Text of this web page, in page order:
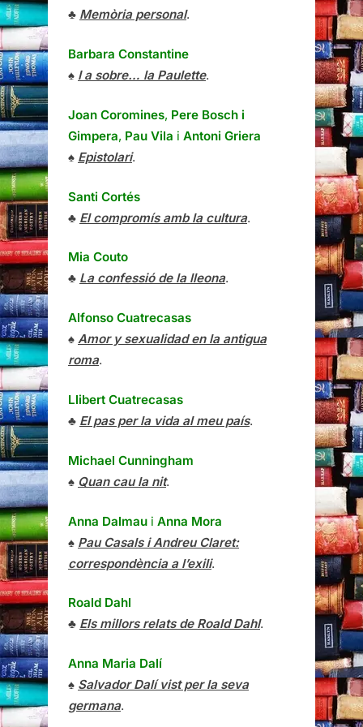
♣ Memòria personal.
Barbara Constantine
♠ I a sobre… la Paulette.
Joan Coromines, Pere Bosch i
Gimpera, Pau Vila i Antoni Griera
♠ Epistolari.
Santi Cortés
♣ El compromís amb la cultura.
Mia Couto
♣ La confessió de la lleona.
Alfonso Cuatrecasas
♠ Amor y sexualidad en la antigua
roma.
Llibert Cuatrecasas
♣ El pas per la vida al meu país.
Michael Cunningham
♠ Quan cau la nit.
Anna Dalmau i Anna Mora
♠ Pau Casals i Andreu Claret:
correspondència a l’exili.
Roald Dahl
♣ Els millors relats de Roald Dahl.
Anna Maria Dalí
♠ Salvador Dalí vist per la seva
germana.